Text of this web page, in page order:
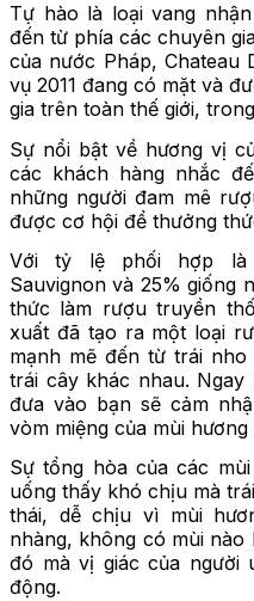
Tự hào là loại vang
đến từ phía các chuyên
của nước Pháp, Chateau
vụ 2011 đang có mặt và
gia trên toàn thế giới,
Sự nổi bật về hương vị
các khách hàng nhắc
những người đam mê
được cơ hội để thưởng
Với tỷ lệ phối hợp là
Sauvignon và 25% giống
thức làm rượu truyền
xuất đã tạo ra một loại
mạnh mẽ đến từ trái
trái cây khác nhau.
đưa vào bạn sẽ cảm
vòm miệng của mùi hương
Sự tổng hòa của các
uống thấy khó chịu mà
thái, dễ chịu vì mùi
nhàng, không có mùi nào
đó mà vị giác của người
động.